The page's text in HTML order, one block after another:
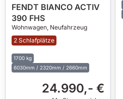
FENDT BIANCO ACTIV
390 FHS
Wohnwagen, Neufahrzeug
2 Schlafplätze
1700 kg
6030mm / 2320mm / 2660mm
24.990,- €